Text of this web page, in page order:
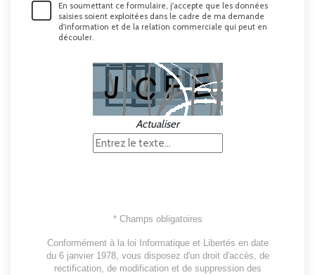
En soumettant ce formulaire, j'accepte que les données
saisies soient exploitées dans le cadre de ma demande
d'information et de la relation commerciale qui peut en
découler.
Actualiser
* Champs obligatoires
Conformément à la loi Informatique et Libertés en date
du 6 janvier 1978, vous disposez d'un droit d'accès, de
rectification, de modification et de suppression des